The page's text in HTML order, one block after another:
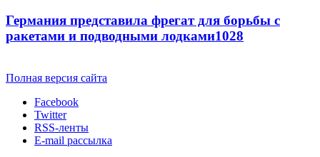
Германия представила фрегат для борьбы с
ракетами и подводными лодками1028
Полная версия сайта
Facebook
Twitter
RSS-ленты
E-mail рассылка